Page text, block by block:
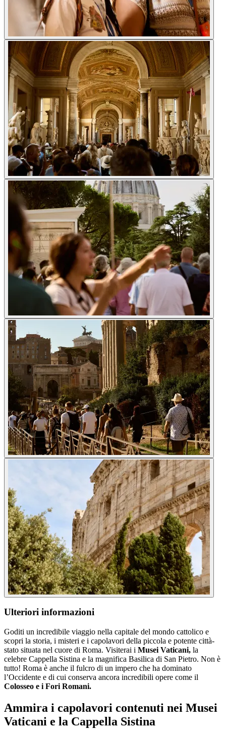
Ulteriori informazioni
Goditi un incredibile viaggio nella capitale del mondo cattolico e
scopri la storia, i misteri e i capolavori della piccola e potente città-
stato situata nel cuore di Roma. Visiterai i Musei Vaticani, la
celebre Cappella Sistina e la magnifica Basilica di San Pietro. Non è
tutto! Roma è anche il fulcro di un impero che ha dominato
l’Occidente e di cui conserva ancora incredibili opere come il
Colosseo e i Fori Romani.
Ammira i capolavori contenuti nei Musei
Vaticani e la Cappella Sistina